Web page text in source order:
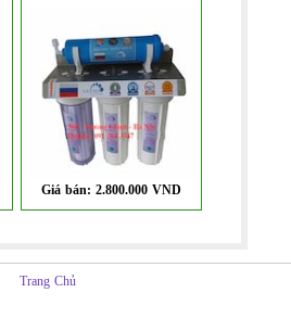
Giá bán:2.800.000 VND
Trang Chủ